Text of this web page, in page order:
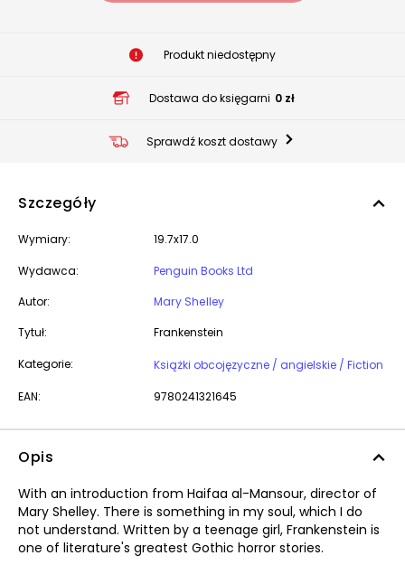
Produkt niedostępny
Dostawa do księgarni 0 zł
Sprawdź koszt dostawy
Szczegóły
Wymiary: 19.7x17.0
Wydawca:
Penguin Books Ltd
Autor:
Mary Shelley
Tytuł:
Frankenstein
Kategorie: Książki obcojęzyczne / angielskie / Fiction
EAN: 9780241321645
Opis
With an introduction from Haifaa al-Mansour, director of
Mary Shelley. There is something in my soul, which I do
not understand. Written by a teenage girl, Frankenstein is
one of literature's greatest Gothic horror stories.